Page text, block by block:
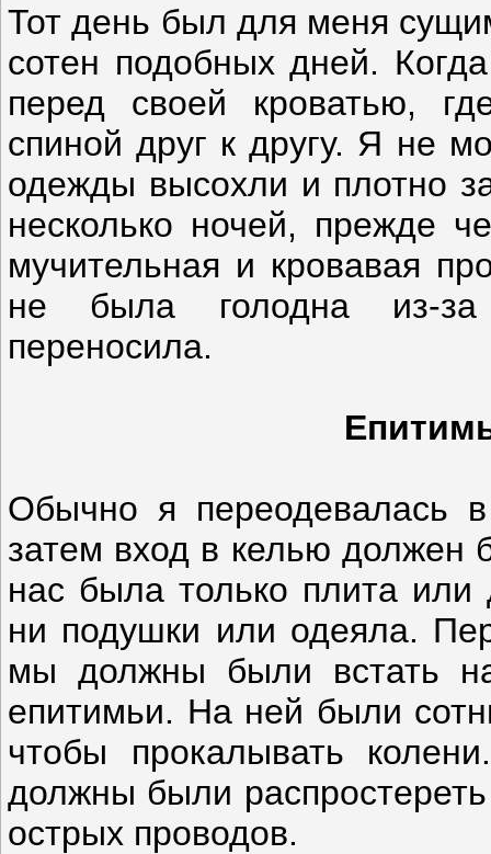
Тот день был для меня
сотен подобных дней.
перед своей кроватью,
спиной друг к другу. Я не
одежды высохли и плотно
несколько ночей, прежде
мучительная и кровавая
не была голодна из-за
переносила.
Обычно я переодевалась
затем вход в келью должен
нас была только плита
ни подушки или одеяла.
мы должны были встать
епитимьи. На ней были
чтобы прокалывать
должны были
острых проводов.